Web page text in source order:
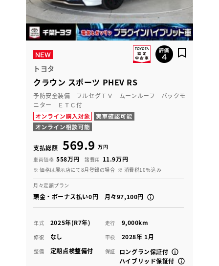
トヨタ
クラウン スポーツ PHEV RS
予防安全装備 フルセグＴＶ ムーンルーフ バックモ
ニター ＥＴＣ付
支払総額 569.9 万円
車両価格 558万円 諸費用 11.9万円
※ 価格は展示店にて8月登録の場合 ※ 消費税10％込み
月々定額プラン
頭金・ボーナス払い0円 月々97,100円
年式 2025年(R7年) 走行 9,000km
修復 なし 車検 2028年 1月
整備 定期点検整備付 保証
ロングラン保証付
ハイブリッド保証付